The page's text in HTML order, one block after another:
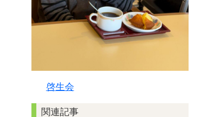
啓生会
関連記事